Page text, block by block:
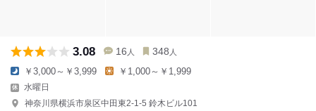
3.08 16 人 348 人
￥3,000～￥3,999 ￥1,000～￥1,999
水曜日
神奈川県横浜市泉区中田東2-1-5 鈴木ビル101